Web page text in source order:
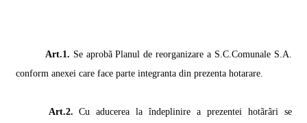
Art.1. Se aprobã Planul de reorganizare a S.C.Comunale S.A.
conform anexei care face parte integranta din prezenta hotarare.
Art.2. Cu aducerea la îndeplinire a prezentei hotãrâri se